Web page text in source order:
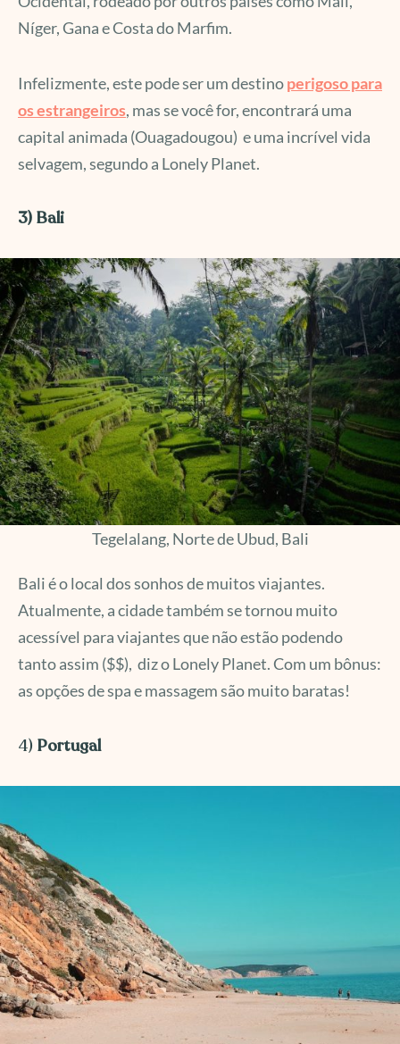
Níger, Gana e Costa do Marfim.
Infelizmente, este pode ser um destinoperigoso para
os estrangeiros, mas se você for, encontrará uma
capital animada (Ouagadougou) e uma incrível vida
selvagem, segundo a Lonely Planet.
3) Bali
Tegelalang, Norte de Ubud, Bali
Bali é o local dos sonhos de muitos viajantes.
Atualmente, a cidade também se tornou muito
acessível para viajantes que não estão podendo
tanto assim ($$), diz o Lonely Planet. Com um bônus:
as opções de spa e massagem são muito baratas!
4) Portugal